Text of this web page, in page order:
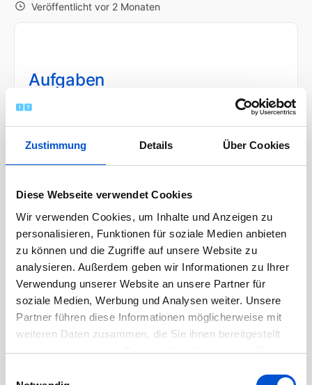
Zustimmung Details Über Cookies
Diese Webseite verwendet Cookies
Wir verwenden Cookies, um Inhalte und Anzeigen zu
personalisieren, Funktionen für soziale Medien anbieten
zu können und die Zugriffe auf unsere Website zu
analysieren. Außerdem geben wir Informationen zu Ihrer
Verwendung unserer Website an unsere Partner für
soziale Medien, Werbung und Analysen weiter. Unsere
Partner führen diese Informationen möglicherweise mit
weiteren Daten zusammen, die Sie ihnen bereitgestellt
haben oder die sie im Rahmen Ihrer Nutzung der Dienste
Veröffentlicht vor 2 Monaten
Aufgaben
Du unterstützt uns aktiv im administrativen
und operativen Bewerbermanagement
und betreust die Kandidaten während des
gesamten Bewerbungsprozesses.
Die Telefoninterviews zum Vorab-Screening
Organisation sowie der Durchführung von
Vorstellungsgesprächen beteiligt.
Weiterhin erstellst du Stellenanzeigen und
veröffentlichst diese.
Bei der Entwicklung und Umsetzung von
neuen Rekrutierungsmaßnahmen unterstützt
du tatkräftig und bringst eigene Ideen ein.